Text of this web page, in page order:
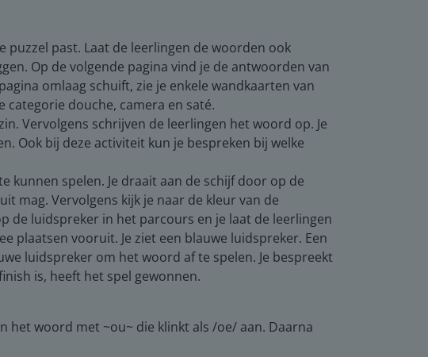
past. Laat de leerlingen de woorden ook
Op de volgende pagina vind je de antwoorden van
omlaag schuift, zie je enkele wandkaarten van
douche, camera en saté.
Vervolgens schrijven de leerlingen het woord op. Je
Ook bij deze activiteit kun je bespreken bij welke
kunnen spelen. Je draait aan de schijf door op de
mag. Vervolgens kijk je naar de kleur van de
de luidspreker in het parcours en je laat de leerlingen
plaatsen vooruit. Je ziet een blauwe luidspreker. Een
luidspreker om het woord af te spelen. Je bespreekt
is, heeft het spel gewonnen.
het woord met ~ou~ die klinkt als /oe/ aan. Daarna